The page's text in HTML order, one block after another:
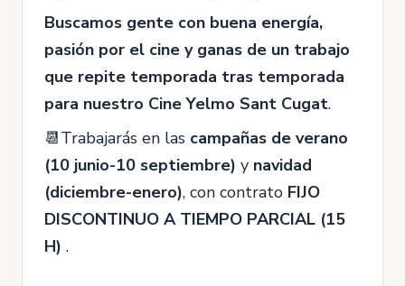
Buscamos gente con buena energía,
pasión por el cine y ganas de un trabajo
que repite temporada tras temporada
para nuestro Cine Yelmo Sant Cugat.
📆Trabajarás en las campañas de verano
(10 junio-10 septiembre) y navidad
(diciembre-enero), con contrato FIJO
DISCONTINUO A TIEMPO PARCIAL (15
H) .